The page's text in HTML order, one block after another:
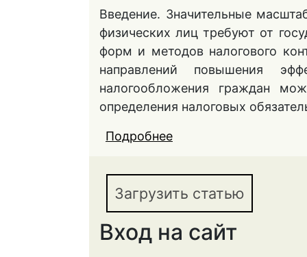
Введение. Значительные
физических лиц требуют от
форм и методов налогового
направлений повышения
налогообложения граждан
определения налоговых
Подробнее
ЭФФЕКТИВНОСТИ
ДОХОДОВ
Загрузить статью
Вход на сайт